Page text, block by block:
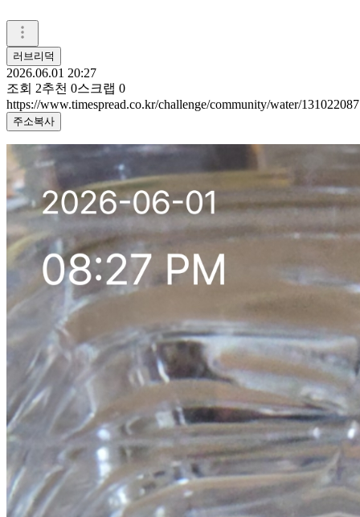
러브리덕
2026.06.01 20:27
조회 2추천 0스크랩 0
https://www.timespread.co.kr/challenge/community/water/131022087
주소복사